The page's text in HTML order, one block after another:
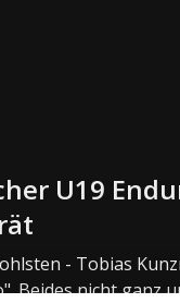
U19
- Tobias
Beides nicht